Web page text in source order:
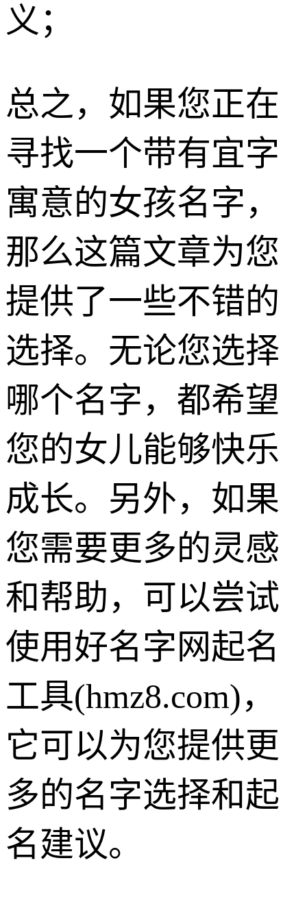
义；
总之，如果您正在
寻找一个带有宜字
寓意的女孩名字，
那么这篇文章为您
提供了一些不错的
选择。无论您选择
哪个名字，都希望
您的女儿能够快乐
成长。另外，如果
您需要更多的灵感
和帮助，可以尝试
使用好名字网起名
工具(hmz8.com)，
它可以为您提供更
多的名字选择和起
名建议。